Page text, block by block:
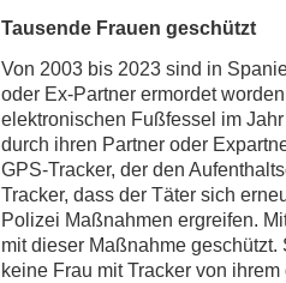
Tausende Frauen geschützt
Von 2003 bis 2023 sind in
oder Ex-Partner ermordet
elektronischen Fußfessel im
durch ihren Partner oder
GPS-Tracker, der den
Tracker, dass der Täter sich
Polizei Maßnahmen ergreifen.
mit dieser Maßnahme
keine Frau mit Tracker von